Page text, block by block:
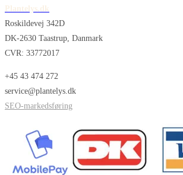
Plantelys.dk
Roskildevej 342D
DK-2630 Taastrup, Danmark
CVR: 33772017
+45 43 474 272
service@plantelys.dk
SEO-markedsføring